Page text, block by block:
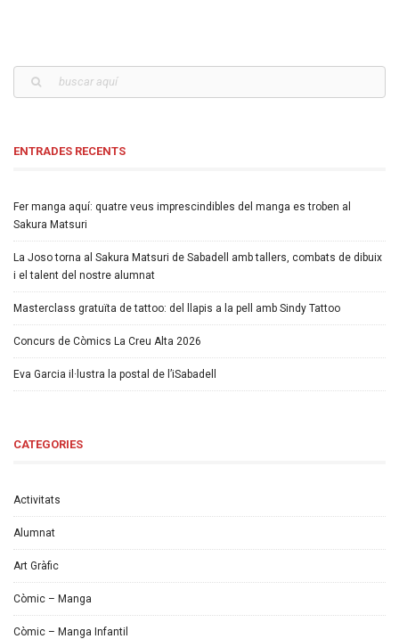
ENTRADES RECENTS
Fer manga aquí: quatre veus imprescindibles del manga es troben al
Sakura Matsuri
La Joso torna al Sakura Matsuri de Sabadell amb tallers, combats de dibuix
i el talent del nostre alumnat
Masterclass gratuïta de tattoo: del llapis a la pell amb Sindy Tattoo
Concurs de Còmics La Creu Alta 2026
Eva Garcia il·lustra la postal de l’iSabadell
CATEGORIES
Activitats
Alumnat
Art Gràfic
Còmic – Manga
Còmic – Manga Infantil